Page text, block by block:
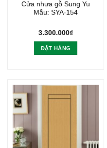
Cửa nhựa gỗ Sung Yu
Mẫu: SYA-154
3.300.000₫
ĐẶT HÀNG